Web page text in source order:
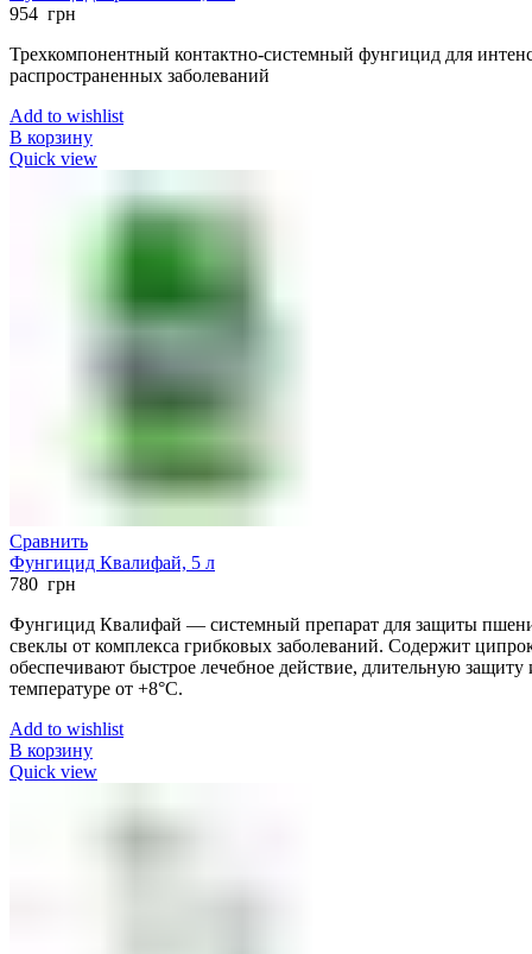
954 грн
Трехкомпонентный контактно-системный фунгицид для
распространенных заболеваний
Add to wishlist
В корзину
Quick view
Сравнить
Фунгицид Квалифай, 5 л
780 грн
Фунгицид Квалифай — системный препарат для защиты
свеклы от комплекса грибковых заболеваний. Содержит
обеспечивают быстрое лечебное действие, длительную
температуре от +8°C.
Add to wishlist
В корзину
Quick view